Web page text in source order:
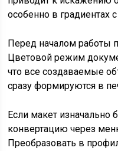
особенно в градиентах
Перед началом работы
Цветовой режим
что все создаваемые
сразу формируются в
Если макет изначально
конвертацию через
Преобразовать в